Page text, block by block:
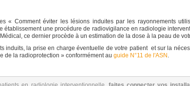
« Comment éviter les lésions induites par les rayonnements
une procédure de radiovigilance en radiologie
ce dernier procède à un estimation de la dose à la peau de
induits, la prise en charge éventuelle de votre patient et sur la
de la radioprotection » conformément au guide N°11 de l'ASN .